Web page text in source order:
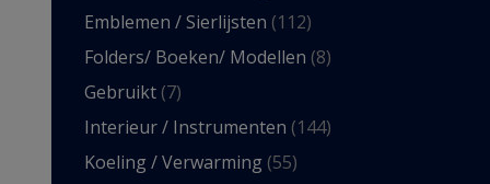
Emblemen / Sierlijsten (112)
Folders/ Boeken/ Modellen (8)
Gebruikt (7)
Interieur / Instrumenten (144)
Koeling / Verwarming (55)